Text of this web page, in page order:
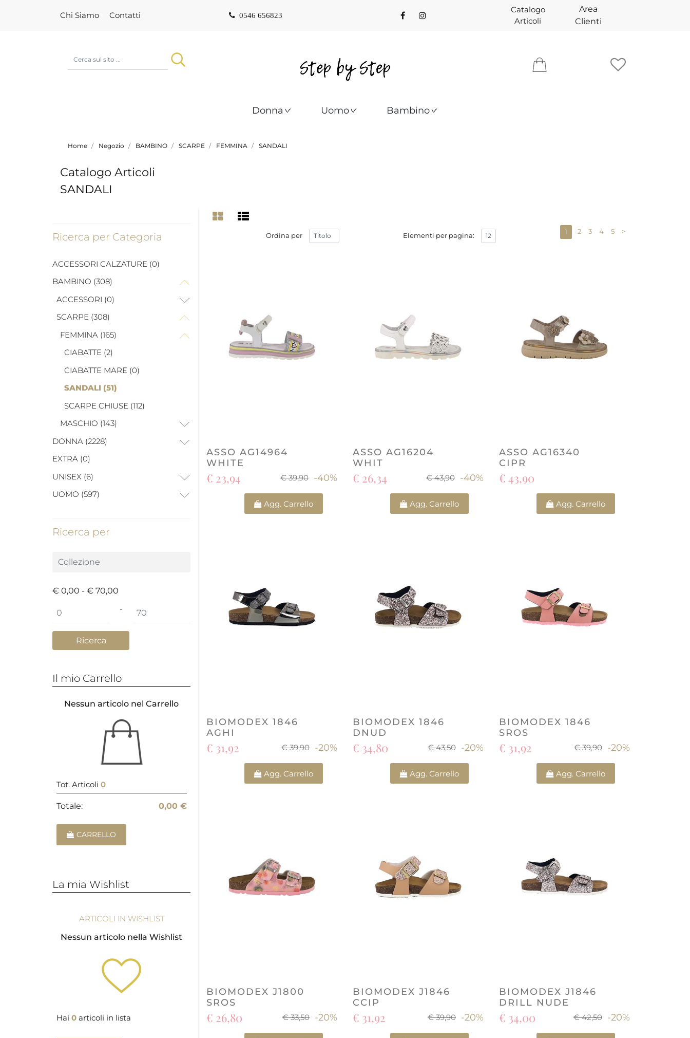
Chi Siamo Contatti 0546 656823
Catalogo
Articoli
Area
Clienti
Donna Uomo Bambino
Home Negozio BAMBINO SCARPE FEMMINA SANDALI
Catalogo Articoli
SANDALI
Ricerca per Categoria
ACCESSORI CALZATURE (0)
BAMBINO (308)
ACCESSORI (0)
SCARPE (308)
FEMMINA (165)
CIABATTE (2)
CIABATTE MARE (0)
SANDALI (51)
SCARPE CHIUSE (112)
MASCHIO (143)
DONNA (2228)
EXTRA (0)
UNISEX (6)
UOMO (597)
Ricerca per
€ 0,00 - € 70,00
Prezzo minimo
- Prezzo massimo
Il mio Carrello
Nessun articolo nel Carrello
Tot. Articoli 0
Totale: 0,00 €
CARRELLO
La mia Wishlist
ARTICOLI IN WISHLIST
Nessun articolo nella Wishlist
Hai 0 articoli in lista
Ordina per Elementi per pagina: 1 2 3 4 5 >
ASSO AG14964
WHITE
€ 39,90 -40%
€ 23,94
Agg. Carrello
ASSO AG16204
WHIT
€ 43,90 -40%
€ 26,34
Agg. Carrello
ASSO AG16340
CIPR
€ 43,90
Agg. Carrello
BIOMODEX 1846
AGHI
€ 39,90 -20%
€ 31,92
Agg. Carrello
BIOMODEX 1846
DNUD
€ 43,50 -20%
€ 34,80
Agg. Carrello
BIOMODEX 1846
SROS
€ 39,90 -20%
€ 31,92
Agg. Carrello
BIOMODEX J1800
SROS
€ 33,50 -20%
€ 26,80
BIOMODEX J1846
CCIP
€ 39,90 -20%
€ 31,92
BIOMODEX J1846
DRILL NUDE
€ 42,50 -20%
€ 34,00